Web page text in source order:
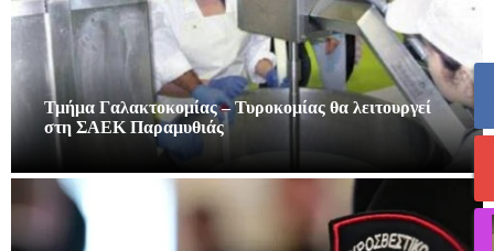
Τμήμα Γαλακτοκομίας – Τυροκομίας θα λειτουργεί
στη ΣΑΕΚ Παραμυθιάς